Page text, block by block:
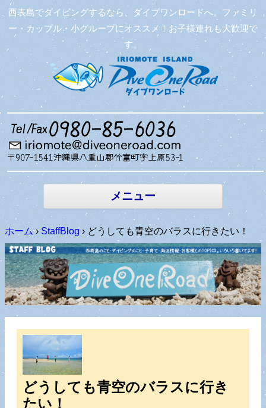
西表島でダイビングするなら、ダイブワンロードへ。ファミリ
ー・カップル・小グループにオススメ！お子様連れも大歓迎で
す。
メニュー
コンテン
ホーム › StaffBlog › どうしても青空のバラスに行きたい！
どうしても青空のバラスに行き
たい！